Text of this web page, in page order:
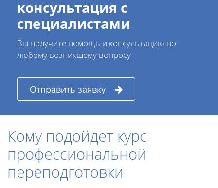
консультация с
специалистами
Вы получите помощь и консультацию по
любому возникшему вопросу
Отправить заявку
Кому подойдет курс
профессиональной
переподготовки